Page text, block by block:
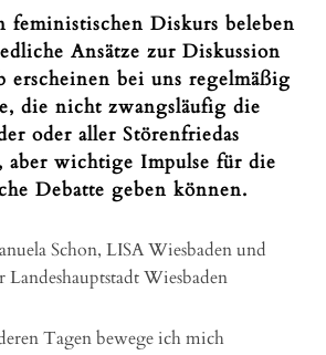
Diskurs beleben
Ansätze zur Diskussion
erscheinen bei uns regelmäßig
die nicht zwangsläufig die
oder aller Störenfriedas
aber wichtige Impulse für die
Debatte geben können.
Schon, LISA Wiesbaden und
Landeshauptstadt Wiesbaden
Tagen bewege ich mich